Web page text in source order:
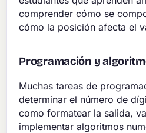
comprender cómo se
cómo la posición afecta el
Programación y
Muchas tareas de
determinar el número de
como formatear la salida,
implementar algoritmos